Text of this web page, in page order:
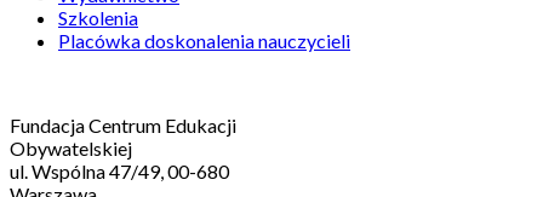
Szkolenia
Placówka doskonalenia nauczycieli
Fundacja Centrum Edukacji
Obywatelskiej
ul. Wspólna 47/49, 00-680